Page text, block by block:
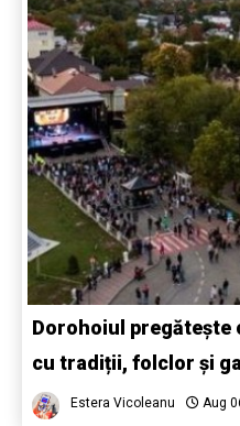
Dorohoiul pregătește
cu tradiții, folclor și
Estera Vicoleanu Aug